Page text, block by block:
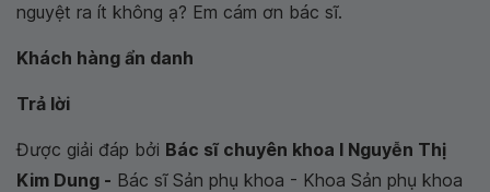
nguyệt ra ít không ạ? Em cám ơn bác sĩ.
Khách hàng ẩn danh
Trả lời
Được giải đáp bởi Bác sĩ chuyên khoa I Nguyễn Thị
Kim Dung - Bác sĩ Sản phụ khoa - Khoa Sản phụ khoa